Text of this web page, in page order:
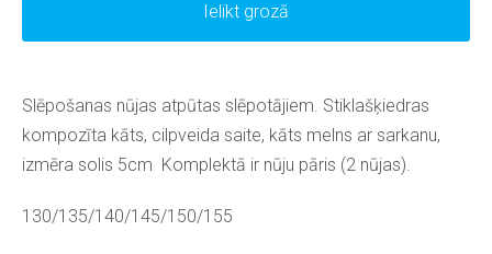
Ielikt grozā
Slēpošanas nūjas atpūtas slēpotājiem. Stiklašķiedras
kompozīta kāts, cilpveida saite, kāts melns ar sarkanu,
izmēra solis 5cm Komplektā ir nūju pāris (2 nūjas).
130/135/140/145/150/155